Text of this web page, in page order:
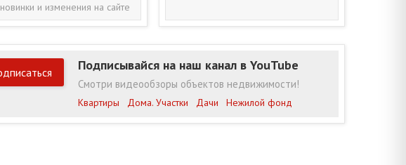
и изменения на сайте
Подписывайся на наш канал в YouTube
Смотри видеообзоры объектов недвижимости!
Квартиры Дома. Участки Дачи Нежилой фонд